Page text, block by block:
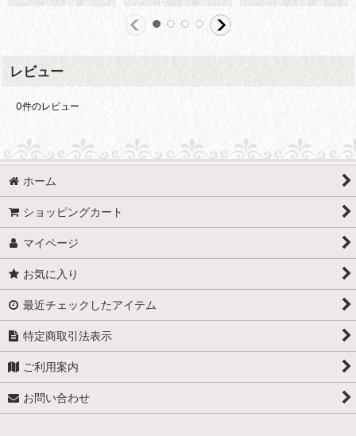
レビュー
0件のレビュー
ホーム
ショッピングカート
マイページ
お気に入り
最近チェックしたアイテム
特定商取引法表示
ご利用案内
お問い合わせ